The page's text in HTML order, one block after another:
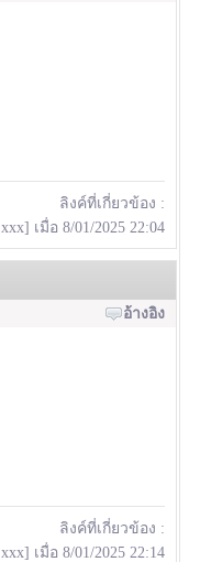
ลิงค์ที่เกี่ยวข้อง :
เมื่อ 8/01/2025 22:04
อ้างอิง
ลิงค์ที่เกี่ยวข้อง :
เมื่อ 8/01/2025 22:14